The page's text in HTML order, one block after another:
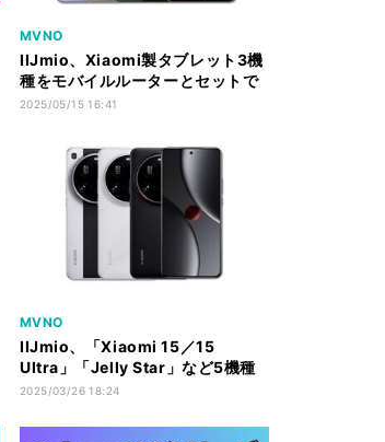
MVNO
IIJmio、Xiaomi製タブレット3機
種をモバイルルーターとセットで
販売
2025/05/15 16:41
MVNO
IIJmio、「Xiaomi 15／15
Ultra」「Jelly Star」など5機種
の販売を開始
2025/03/26 18:24